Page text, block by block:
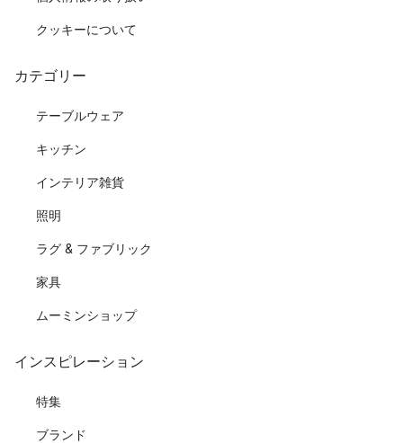
クッキーについて
カテゴリー
テーブルウェア
キッチン
インテリア雑貨
照明
ラグ & ファブリック
家具
ムーミンショップ
インスピレーション
特集
ブランド